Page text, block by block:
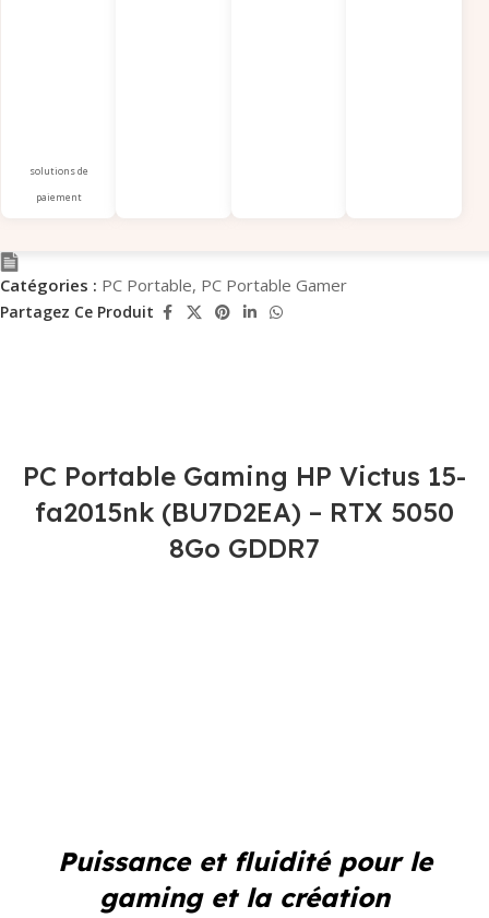
solutions de
paiement
Catégories : PC Portable, PC Portable Gamer
Partagez Ce Produit
PC Portable Gaming HP Victus 15-
fa2015nk (BU7D2EA) – RTX 5050
8Go GDDR7
Puissance et fluidité pour le
gaming et la création